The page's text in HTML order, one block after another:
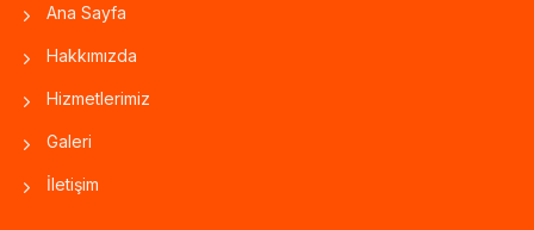
Ana Sayfa
Hakkımızda
Hizmetlerimiz
Galeri
İletişim